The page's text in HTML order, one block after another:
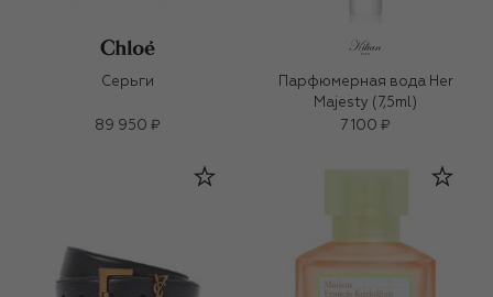
Серьги
89 950 ₽
Парфюмерная вода Her
Majesty (7,5ml)
7 100 ₽